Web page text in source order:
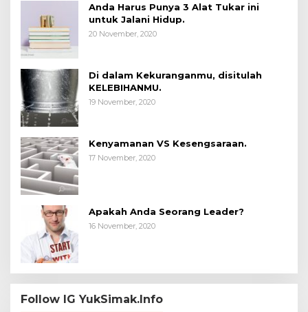
Anda Harus Punya 3 Alat Tukar ini
untuk Jalani Hidup.
20 November, 2020
Di dalam Kekuranganmu, disitulah
KELEBIHANMU.
19 November, 2020
Kenyamanan VS Kesengsaraan.
17 November, 2020
Apakah Anda Seorang Leader?
16 November, 2020
Follow IG YukSimak.Info